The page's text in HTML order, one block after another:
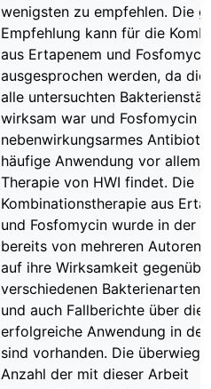
wenigsten zu empfehlen. Die
Empfehlung kann für die
aus Ertapenem und
ausgesprochen werden, da
alle untersuchten
wirksam war und Fosfomycin
nebenwirkungsarmes
häufige Anwendung vor allem
Therapie von HWI findet. Die
Kombinationstherapie aus
und Fosfomycin wurde in der
bereits von mehreren Autoren
auf ihre Wirksamkeit
verschiedenen Bakterienarten
und auch Fallberichte über die
erfolgreiche Anwendung in
sind vorhanden. Die
Anzahl der mit dieser Arbeit